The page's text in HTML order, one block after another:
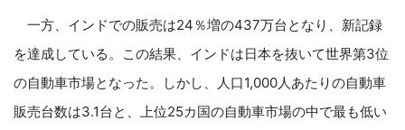
一方、インドでの販売は24％増の437万台となり、新記録
を達成している。この結果、インドは日本を抜いて世界第3位
の自動車市場となった。しかし、人口1,000人あたりの自動車
販売台数は3.1台と、上位25カ国の自動車市場の中で最も低い